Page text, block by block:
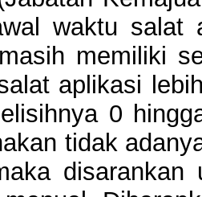
waktu salat
memiliki
aplikasi
0
tidak
disarankan